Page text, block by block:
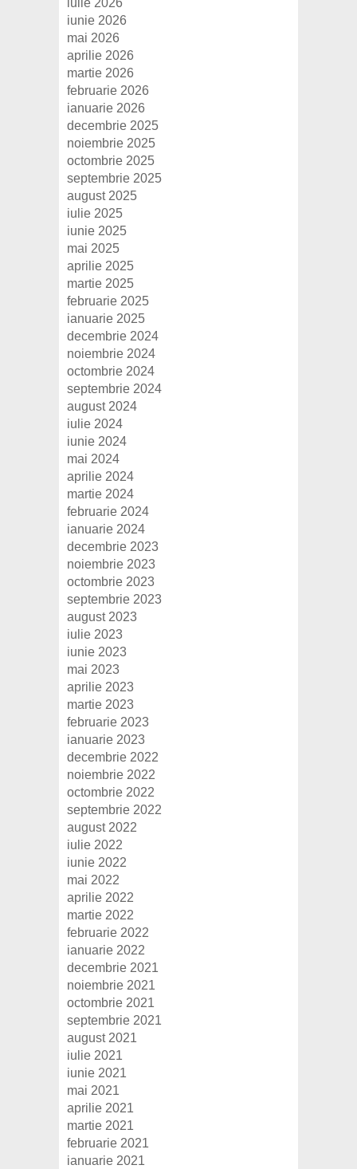
iulie 2026
iunie 2026
mai 2026
aprilie 2026
martie 2026
februarie 2026
ianuarie 2026
decembrie 2025
noiembrie 2025
octombrie 2025
septembrie 2025
august 2025
iulie 2025
iunie 2025
mai 2025
aprilie 2025
martie 2025
februarie 2025
ianuarie 2025
decembrie 2024
noiembrie 2024
octombrie 2024
septembrie 2024
august 2024
iulie 2024
iunie 2024
mai 2024
aprilie 2024
martie 2024
februarie 2024
ianuarie 2024
decembrie 2023
noiembrie 2023
octombrie 2023
septembrie 2023
august 2023
iulie 2023
iunie 2023
mai 2023
aprilie 2023
martie 2023
februarie 2023
ianuarie 2023
decembrie 2022
noiembrie 2022
octombrie 2022
septembrie 2022
august 2022
iulie 2022
iunie 2022
mai 2022
aprilie 2022
martie 2022
februarie 2022
ianuarie 2022
decembrie 2021
noiembrie 2021
octombrie 2021
septembrie 2021
august 2021
iulie 2021
iunie 2021
mai 2021
aprilie 2021
martie 2021
februarie 2021
ianuarie 2021